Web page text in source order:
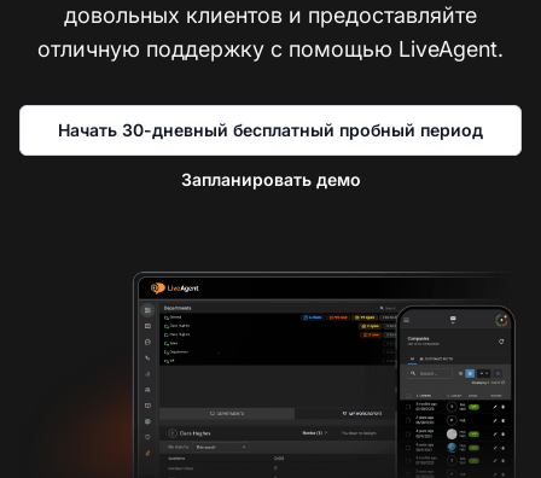
довольных клиентов и предоставляйте
отличную поддержку с помощью LiveAgent.
Начать 30-дневный бесплатный пробный период
Запланировать демо